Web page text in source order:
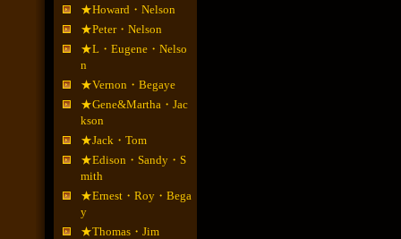
★Howard・Nelson
★Peter・Nelson
★L・Eugene・Nelso
n
★Vernon・Begaye
★Gene&Martha・Jac
kson
★Jack・Tom
★Edison・Sandy・S
mith
★Ernest・Roy・Bega
y
★Thomas・Jim